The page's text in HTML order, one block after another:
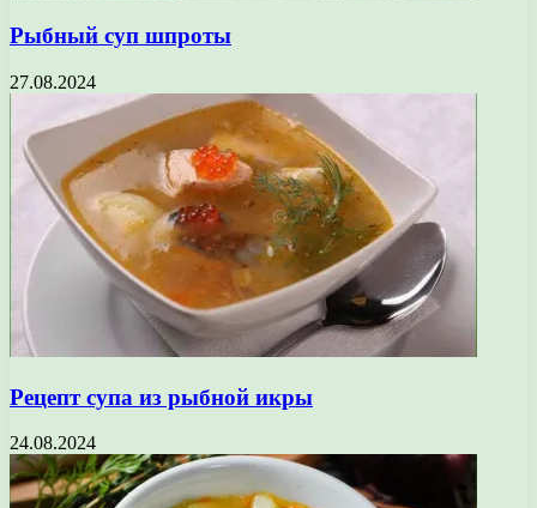
Рыбный суп шпроты
27.08.2024
Рецепт супа из рыбной икры
24.08.2024